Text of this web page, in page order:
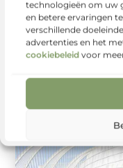
technologieën om uw
en betere ervaringen
verschillende
advertenties en het
cookiebeleid voor
van
Terwijl de dagen
is het tijd om je